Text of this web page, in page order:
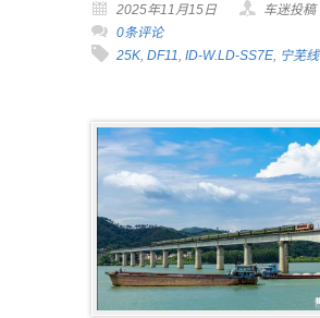
2025年11月15日
车迷投稿
0条评论
25K, DF11, ID-W.LD-SS7E, 宁芜线